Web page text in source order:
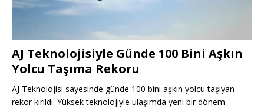
AJ Teknolojisiyle Günde 100 Bini Aşkın
Yolcu Taşıma Rekoru
AJ Teknolojisi sayesinde günde 100 bini aşkın yolcu taşıyan
rekor kırıldı. Yüksek teknolojiyle ulaşımda yeni bir dönem